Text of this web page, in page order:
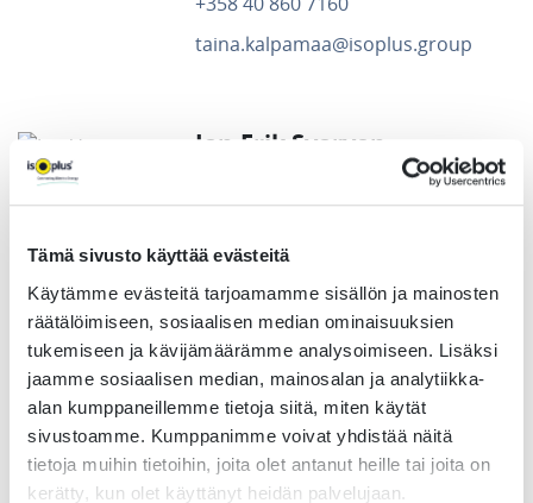
Tämä sivusto käyttää evästeitä
Käytämme evästeitä tarjoamamme sisällön ja mainosten
räätälöimiseen, sosiaalisen median ominaisuuksien
tukemiseen ja kävijämäärämme analysoimiseen. Lisäksi
jaamme sosiaalisen median, mainosalan ja analytiikka-
alan kumppaneillemme tietoja siitä, miten käytät
sivustoamme. Kumppanimme voivat yhdistää näitä
tietoja muihin tietoihin, joita olet antanut heille tai joita on
kerätty, kun olet käyttänyt heidän palvelujaan.
taina.kalpamaa@isoplus.group
Jan-Erik Svarven
jan-erik.svarven@isoplus.group
Flexibla rörsystem
Magnus Lönnberg